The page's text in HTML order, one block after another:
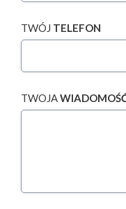
TWÓJ TELEFON
TWOJA